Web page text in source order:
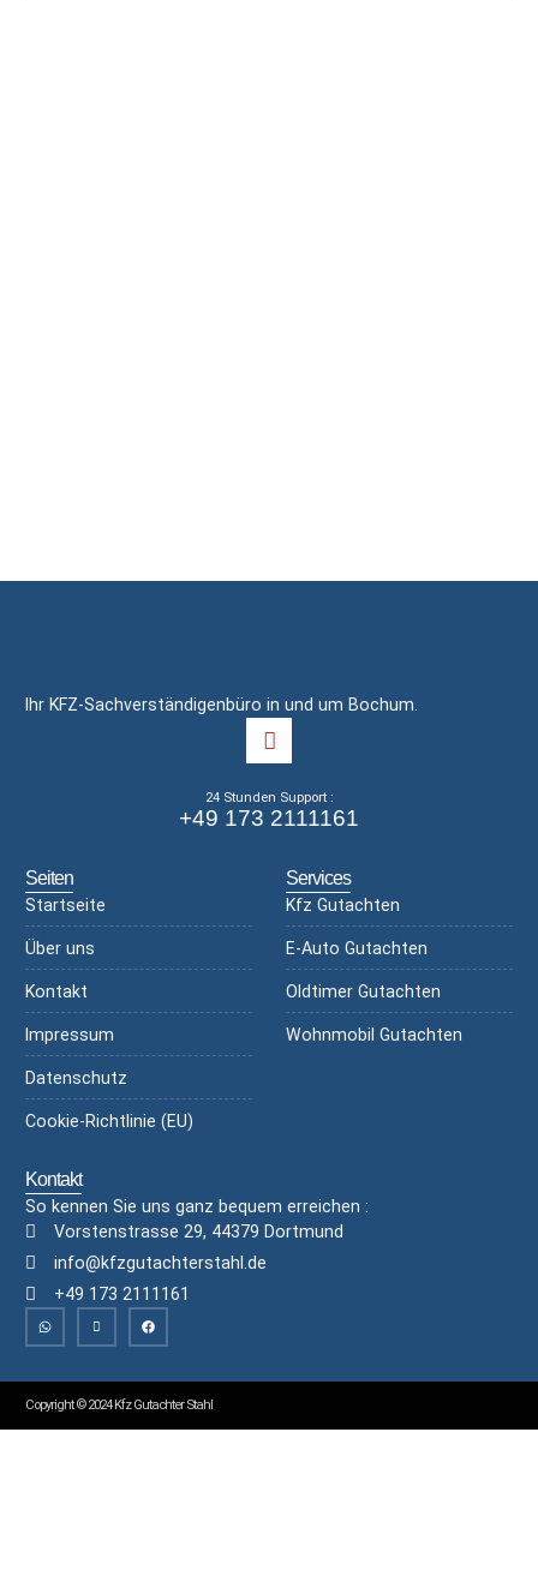
Ihr KFZ-Sachverständigenbüro in und um Bochum.
24 Stunden Support :
+49 173 2111161
Seiten
Startseite
Über uns
Kontakt
Impressum
Datenschutz
Cookie-Richtlinie (EU)
Services
Kfz Gutachten
E-Auto Gutachten
Oldtimer Gutachten
Wohnmobil Gutachten
Kontakt
So kennen Sie uns ganz bequem erreichen :
Vorstenstrasse 29, 44379 Dortmund
info@kfzgutachterstahl.de
+49 173 2111161
Copyright © 2024 Kfz Gutachter Stahl